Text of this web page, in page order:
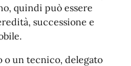
quindi può essere
successione e
o un tecnico, delegato